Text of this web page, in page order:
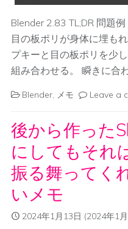
Blender 2.83 TL;DR 問題
目の板ポリが身体に埋も
プキーと目の板ポリを少
組み合わせる。 瞬きに合
Blender, メモ Leave a
後から作った
にしてもそれ
振る舞ってく
いメモ
2024年1月13日 (2024年1